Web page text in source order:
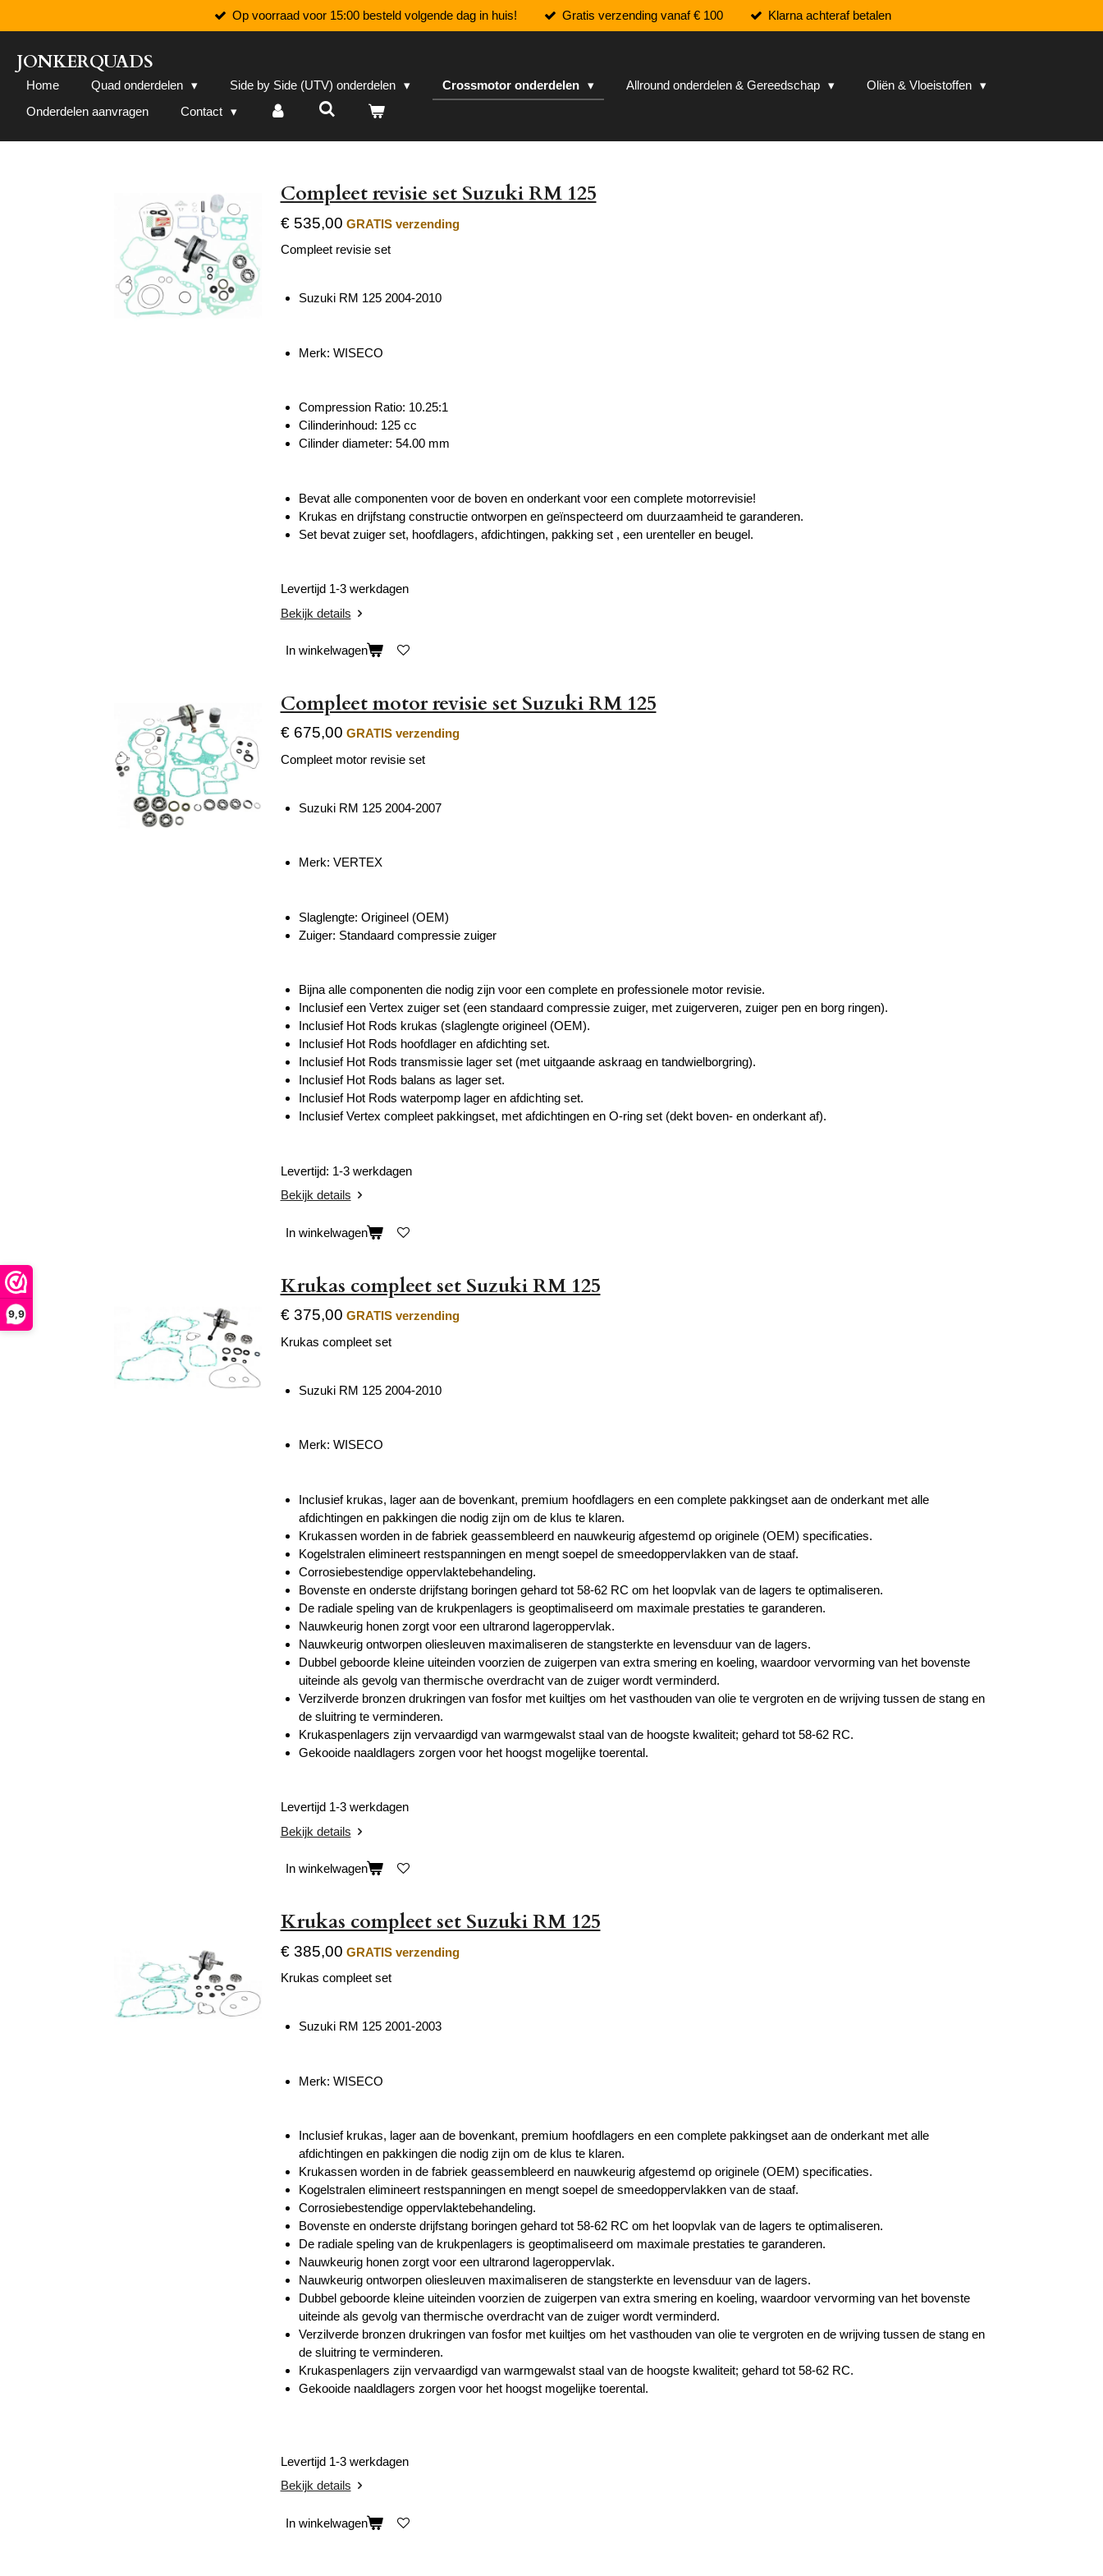
9,9
direct
naar
de
hoofdinhoud
Op voorraad voor 15:00 besteld volgende dag in huis! Gratis verzending vanaf € 100 Klarna achteraf betalen
JONKERQUADS
Home Quad onderdelen Side by Side (UTV) onderdelen Crossmotor onderdelen Allround onderdelen & Gereedschap
Oliën & Vloeistoffen
Onderdelen aanvragen
Contact
Compleet revisie set Suzuki RM 125
€ 535,00 GRATIS verzending
Compleet revisie set
Suzuki RM 125 2004-2010
Merk: WISECO
Compression Ratio: 10.25:1
Cilinderinhoud: 125 cc
Cilinder diameter: 54.00 mm
Bevat alle componenten voor de boven en onderkant voor een complete motorrevisie!
Krukas en drijfstang constructie ontworpen en geïnspecteerd om duurzaamheid te garanderen.
Set bevat zuiger set, hoofdlagers, afdichtingen, pakking set , een urenteller en beugel.
Levertijd 1-3 werkdagen
Bekijk details
In winkelwagen
Compleet motor revisie set Suzuki RM 125
€ 675,00 GRATIS verzending
Compleet motor revisie set
Suzuki RM 125 2004-2007
Merk: VERTEX
Slaglengte: Origineel (OEM)
Zuiger: Standaard compressie zuiger
Bijna alle componenten die nodig zijn voor een complete en professionele motor revisie.
Inclusief een Vertex zuiger set (een standaard compressie zuiger, met zuigerveren, zuiger pen en borg ringen).
Inclusief Hot Rods krukas (slaglengte origineel (OEM).
Inclusief Hot Rods hoofdlager en afdichting set.
Inclusief Hot Rods transmissie lager set (met uitgaande askraag en tandwielborgring).
Inclusief Hot Rods balans as lager set.
Inclusief Hot Rods waterpomp lager en afdichting set.
Inclusief Vertex compleet pakkingset, met afdichtingen en O-ring set (dekt boven- en onderkant af).
Levertijd: 1-3 werkdagen
Bekijk details
In winkelwagen
Krukas compleet set Suzuki RM 125
€ 375,00 GRATIS verzending
Krukas compleet set
Suzuki RM 125 2004-2010
Merk: WISECO
Inclusief krukas, lager aan de bovenkant, premium hoofdlagers en een complete pakkingset aan de onderkant met alle
afdichtingen en pakkingen die nodig zijn om de klus te klaren.
Krukassen worden in de fabriek geassembleerd en nauwkeurig afgestemd op originele (OEM) specificaties.
Kogelstralen elimineert restspanningen en mengt soepel de smeedoppervlakken van de staaf.
Corrosiebestendige oppervlaktebehandeling.
Bovenste en onderste drijfstang boringen gehard tot 58-62 RC om het loopvlak van de lagers te optimaliseren.
De radiale speling van de krukpenlagers is geoptimaliseerd om maximale prestaties te garanderen.
Nauwkeurig honen zorgt voor een ultrarond lageroppervlak.
Nauwkeurig ontworpen oliesleuven maximaliseren de stangsterkte en levensduur van de lagers.
Dubbel geboorde kleine uiteinden voorzien de zuigerpen van extra smering en koeling, waardoor vervorming van het bovenste
uiteinde als gevolg van thermische overdracht van de zuiger wordt verminderd.
Verzilverde bronzen drukringen van fosfor met kuiltjes om het vasthouden van olie te vergroten en de wrijving tussen de stang en
de sluitring te verminderen.
Krukaspenlagers zijn vervaardigd van warmgewalst staal van de hoogste kwaliteit; gehard tot 58-62 RC.
Gekooide naaldlagers zorgen voor het hoogst mogelijke toerental.
Levertijd 1-3 werkdagen
Bekijk details
In winkelwagen
Krukas compleet set Suzuki RM 125
€ 385,00 GRATIS verzending
Krukas compleet set
Suzuki RM 125 2001-2003
Merk: WISECO
Inclusief krukas, lager aan de bovenkant, premium hoofdlagers en een complete pakkingset aan de onderkant met alle
afdichtingen en pakkingen die nodig zijn om de klus te klaren.
Krukassen worden in de fabriek geassembleerd en nauwkeurig afgestemd op originele (OEM) specificaties.
Kogelstralen elimineert restspanningen en mengt soepel de smeedoppervlakken van de staaf.
Corrosiebestendige oppervlaktebehandeling.
Bovenste en onderste drijfstang boringen gehard tot 58-62 RC om het loopvlak van de lagers te optimaliseren.
De radiale speling van de krukpenlagers is geoptimaliseerd om maximale prestaties te garanderen.
Nauwkeurig honen zorgt voor een ultrarond lageroppervlak.
Nauwkeurig ontworpen oliesleuven maximaliseren de stangsterkte en levensduur van de lagers.
Dubbel geboorde kleine uiteinden voorzien de zuigerpen van extra smering en koeling, waardoor vervorming van het bovenste
uiteinde als gevolg van thermische overdracht van de zuiger wordt verminderd.
Verzilverde bronzen drukringen van fosfor met kuiltjes om het vasthouden van olie te vergroten en de wrijving tussen de stang en
de sluitring te verminderen.
Krukaspenlagers zijn vervaardigd van warmgewalst staal van de hoogste kwaliteit; gehard tot 58-62 RC.
Gekooide naaldlagers zorgen voor het hoogst mogelijke toerental.
Levertijd 1-3 werkdagen
Bekijk details
In winkelwagen